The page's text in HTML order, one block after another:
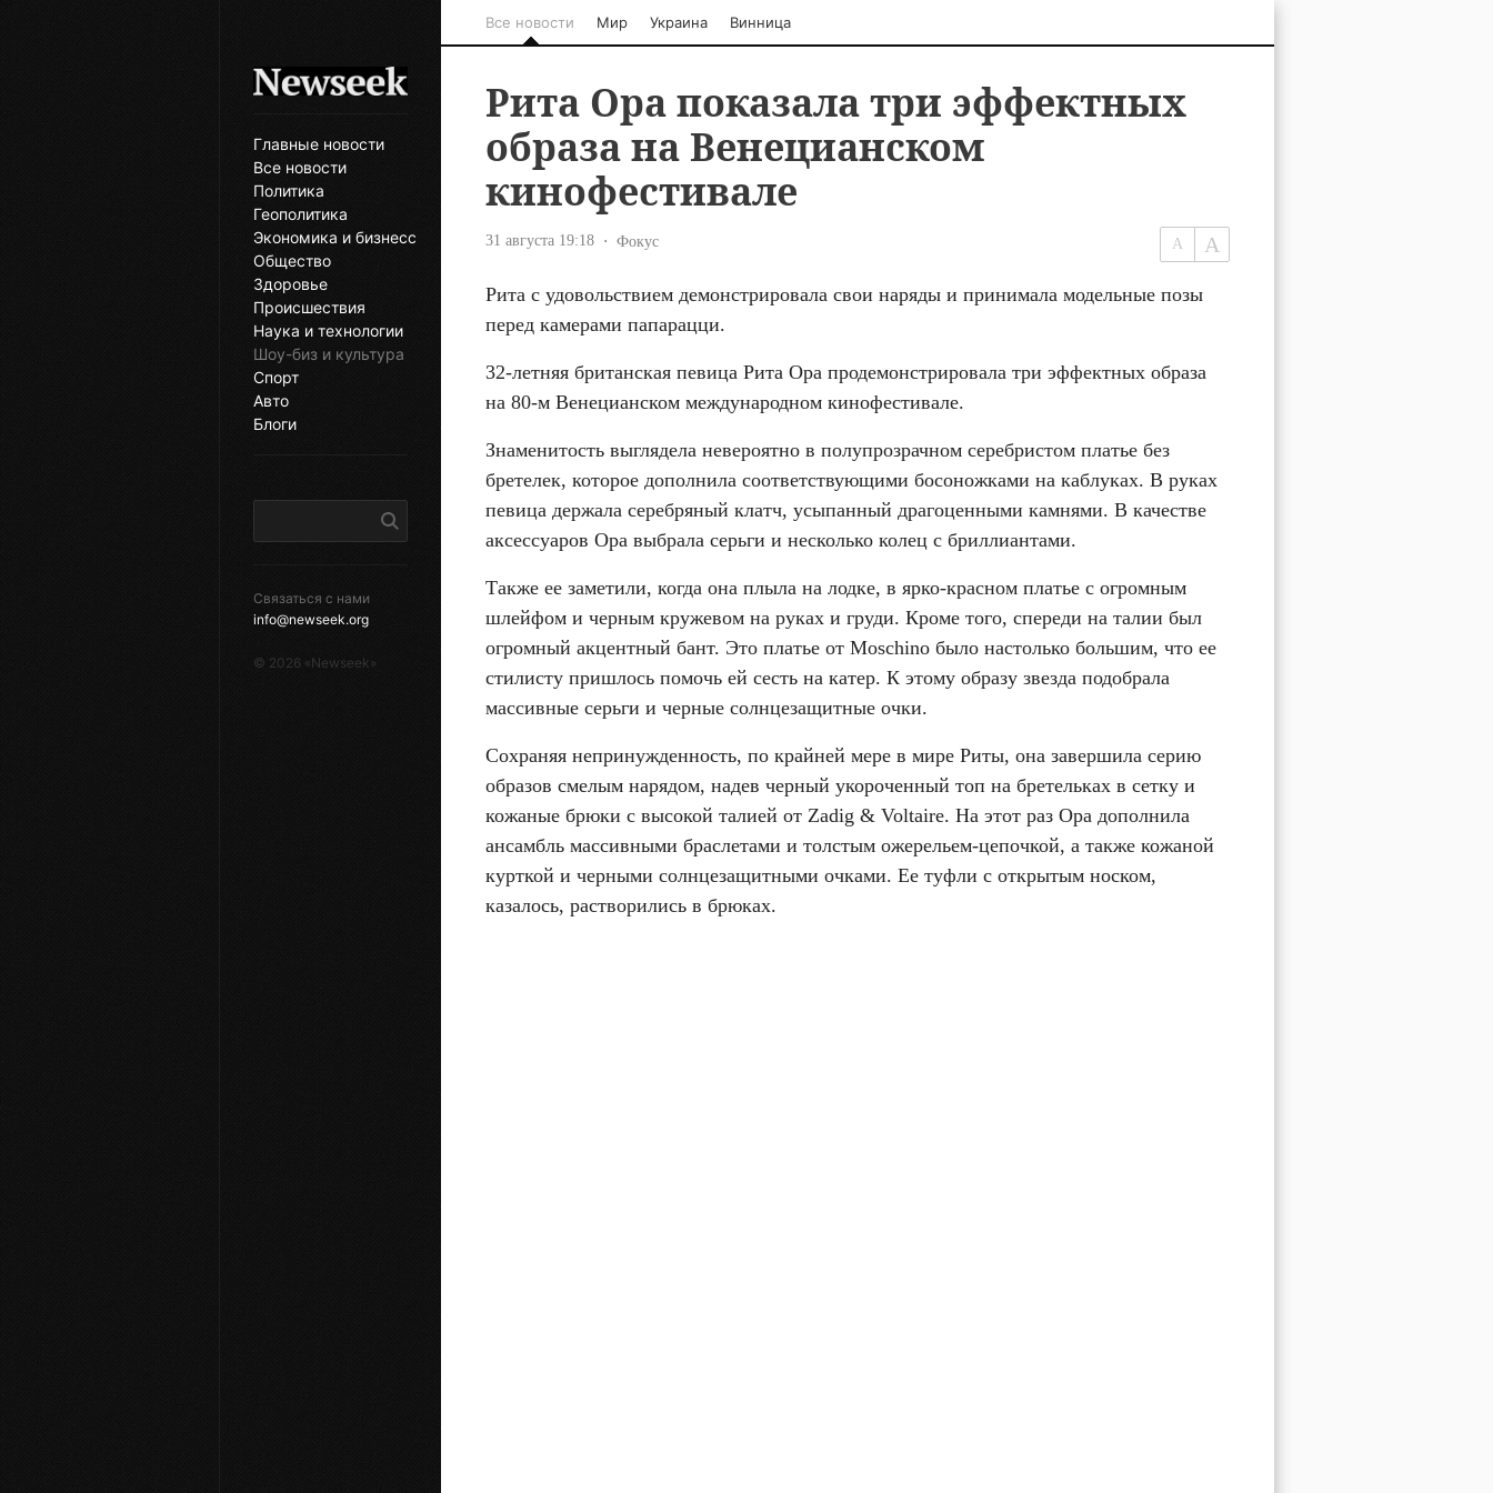
Главные новости
Все новости
Политика
Геополитика
Экономика и бизнесс
Общество
Здоровье
Происшествия
Наука и технологии
Шоу-биз и культура
Спорт
Авто
Блоги
Связаться с нами
info@newseek.org
© 2026 «Newseek»
Все новости Мир Украина Винница
Рита Ора показала три эффектных
образа на Венецианском
кинофестивале
31 августа 19:18 Фокус
Рита с удовольствием демонстрировала свои наряды и принимала модельные позы
перед камерами папарацци.
32-летняя британская певица Рита Ора продемонстрировала три эффектных образа
на 80-м Венецианском международном кинофестивале.
Знаменитость выглядела невероятно в полупрозрачном серебристом платье без
бретелек, которое дополнила соответствующими босоножками на каблуках. В руках
певица держала серебряный клатч, усыпанный драгоценными камнями. В качестве
аксессуаров Ора выбрала серьги и несколько колец с бриллиантами.
Также ее заметили, когда она плыла на лодке, в ярко-красном платье с огромным
шлейфом и черным кружевом на руках и груди. Кроме того, спереди на талии был
огромный акцентный бант. Это платье от Moschino было настолько большим, что ее
стилисту пришлось помочь ей сесть на катер. К этому образу звезда подобрала
массивные серьги и черные солнцезащитные очки.
Сохраняя непринужденность, по крайней мере в мире Риты, она завершила серию
образов смелым нарядом, надев черный укороченный топ на бретельках в сетку и
кожаные брюки с высокой талией от Zadig & Voltaire. На этот раз Ора дополнила
ансамбль массивными браслетами и толстым ожерельем-цепочкой, а также кожаной
курткой и черными солнцезащитными очками. Ее туфли с открытым носком,
казалось, растворились в брюках.